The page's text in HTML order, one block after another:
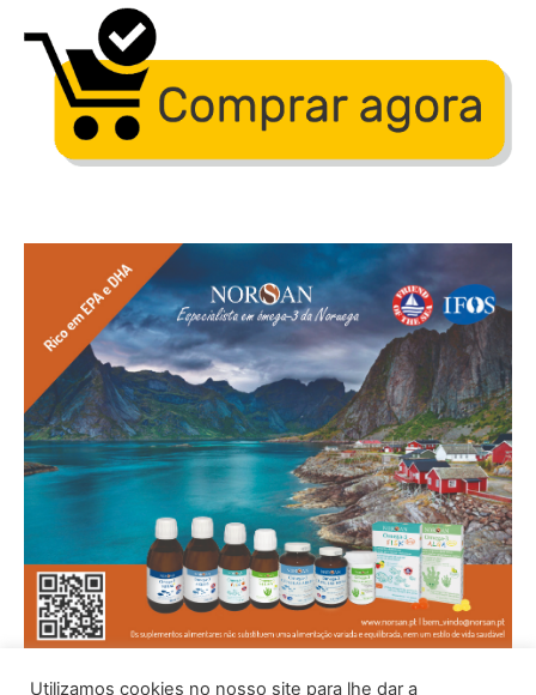
Utilizamos cookies no nosso site para lhe dar a